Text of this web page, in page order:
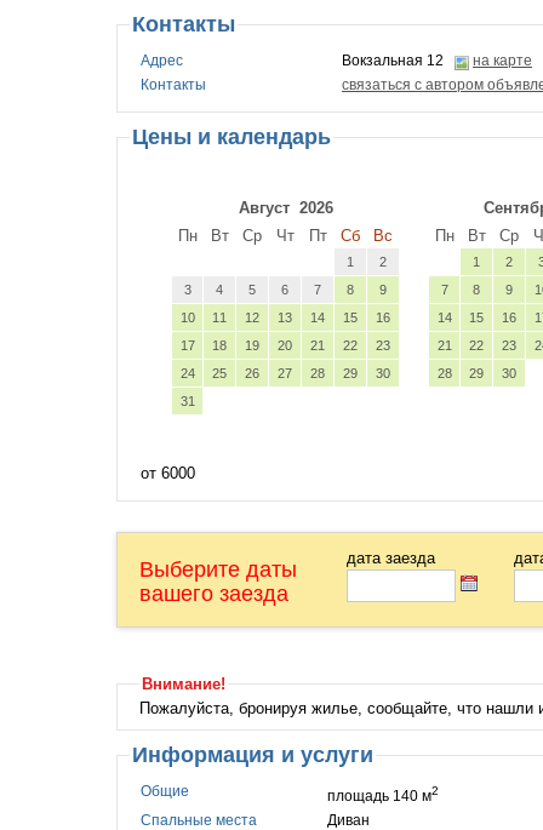
Контакты
Адрес Вокзальная 12
на карте
Контакты
связаться с автором
Цены и календарь
Август 2026
Пн
Вт Ср Чт Пт Сб Вс
1
2
3
4 5 6 7 8
9
10
11 12 13 14 15
16
17
18 19 20 21 22
23
24
25 26 27 28 29
30
31
Пн
Вт Ср
1 2
7
8 9
14
15 16
21
22 23
28
29 30
от 6000
Выберите даты
вашего заезда
дата заезда
Внимание!
Пожалуйста, бронируя жилье, сообщайте, что
Информация и услуги
Общие площадь 140 м2
Спальные места
Диван